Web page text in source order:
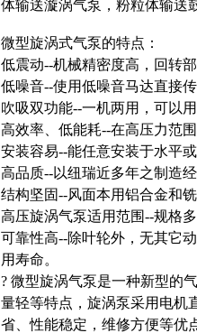
体输送漩涡气泵，粉粒体输送
微型旋涡式气泵的特点：
低震动--机械精密度高，回转
低噪音--使用低噪音马达直接
吹吸双功能--一机两用，可以
高效率、低能耗--在高压力范
安装容易--能任意安装于水平
高品质--以纽瑞近多年之制造
结构坚固--风面本用铝合金和
高压旋涡气泵适用范围--规格
可靠性高--除叶轮外，无其它
用寿命。
? 微型旋涡气泵是一种新型的
量轻等特点，旋涡泵采用电机
省、性能稳定，维修方便等优